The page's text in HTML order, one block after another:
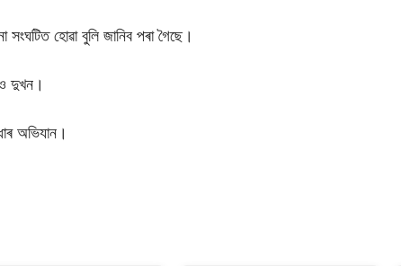
হোৱা বুলি জানিব পৰা গৈছে।
দুখন।
অভিযান।